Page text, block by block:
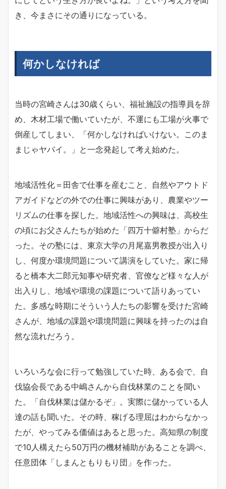
き、今まさにその通りになっている。
何かしなければ
当時の宮崎さんは30歳くらい、福祉施設の指導員を辞
め、木材工場で働いていたが、不運にも工場が火事で
倒産してしまい、「何かしなければいけない。このま
まじゃヤバイ。」と一念発起して考え始めた。
地域活性化＝田舎で仕事を産むこと、自然やアウトド
アガイドなどの外での仕事に興味があり、農業やツー
リズムの仕事を探した。地域活性への興味は、高校生
の頃にお父さんたちが始めた「四万十僻村塾」からだ
った。その塾には、東京大学の月尾嘉男教授が出入り
し、何度か環境問題について講演をしていた。家に帰
ると橋本大二郎元知事や研究者、官僚など様々な人が
出入りし、地域や環境の課題について語りあってい
た。多感な時期にそういう人たちの影響を受けた宮崎
さんが、地域の課題や環境問題に興味を持ったのは自
然な流れだろう。
いろいろな会に行って勉強していた時、ある会で、自
伐協会長である中嶋さんから自伐林業のことを聞い
た。「自伐林業は儲かるぞ」。実際に儲かっている人
達の話も聞いた。その時、稼げる理屈はわからなかっ
たが、やってみる価値はあると思った。高知県の制度
で10人構えたら50万円の機材補助があることを調べ、
任意団体「しまんともりもり団」を作った。